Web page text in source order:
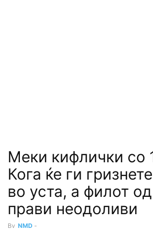
Меки кифлички со 1
Кога ќе ги
во уста, а филот
прави неодоливи
By NMD -